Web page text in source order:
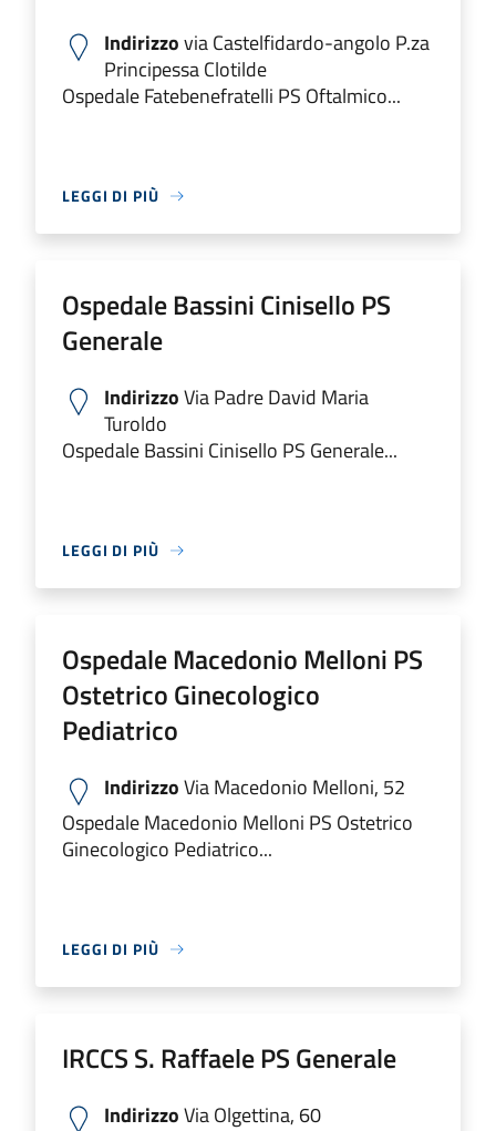
Indirizzovia Castelfidardo-angolo P.za
Principessa Clotilde
Ospedale Fatebenefratelli PS Oftalmico...
LEGGI DI PIÙ
Ospedale Bassini Cinisello PS
Generale
IndirizzoVia Padre David Maria
Turoldo
Ospedale Bassini Cinisello PS Generale...
LEGGI DI PIÙ
Ospedale Macedonio Melloni PS
Ostetrico Ginecologico
Pediatrico
IndirizzoVia Macedonio Melloni, 52
Ospedale Macedonio Melloni PS Ostetrico
Ginecologico Pediatrico...
LEGGI DI PIÙ
IRCCS S. Raffaele PS Generale
IndirizzoVia Olgettina, 60